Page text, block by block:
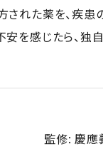
れた薬を、疾患
を感じたら、独
監修: 慶應